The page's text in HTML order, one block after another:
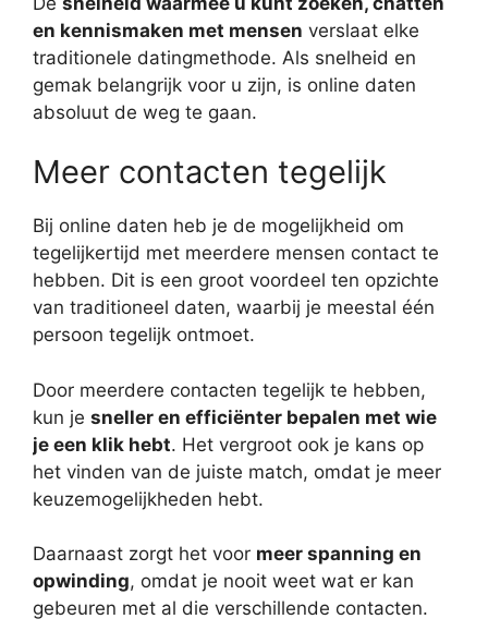
en kennismaken met mensen verslaat elke
traditionele datingmethode. Als snelheid en
gemak belangrijk voor u zijn, is online daten
absoluut de weg te gaan.
Meer contacten tegelijk
Bij online daten heb je de mogelijkheid om
tegelijkertijd met meerdere mensen contact te
hebben. Dit is een groot voordeel ten opzichte
van traditioneel daten, waarbij je meestal één
persoon tegelijk ontmoet.
Door meerdere contacten tegelijk te hebben,
kun je sneller en efficiënter bepalen met wie
je een klik hebt. Het vergroot ook je kans op
het vinden van de juiste match, omdat je meer
keuzemogelijkheden hebt.
Daarnaast zorgt het voor meer spanning en
opwinding, omdat je nooit weet wat er kan
gebeuren met al die verschillende contacten.